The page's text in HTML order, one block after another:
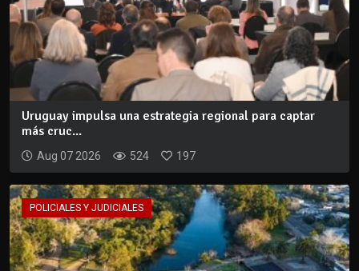
Uruguay impulsa una estrategia regional para captar
más cruc...
Aug 07 2026 524 197
POLICIALES Y JUDICIALES